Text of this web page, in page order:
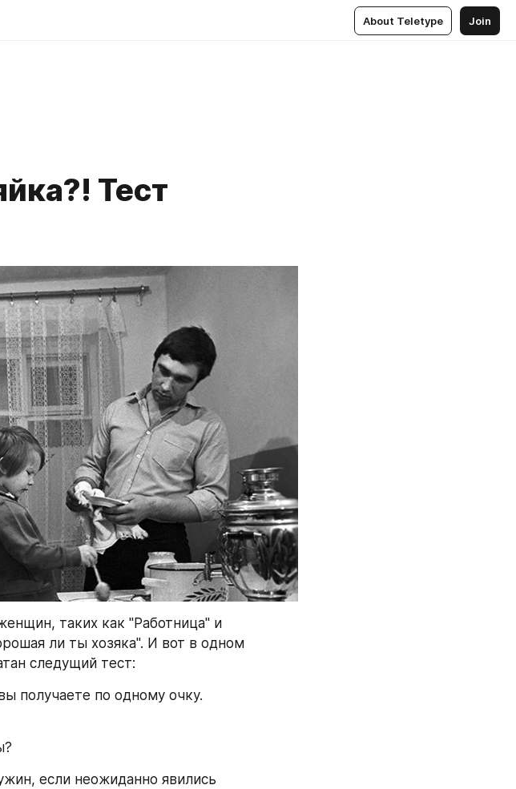
About Teletype Join
Тест
таких как "Работница" и
ли ты хозяка". И вот в одном
следущий тест:
получаете по одному очку.
если неожиданно явились